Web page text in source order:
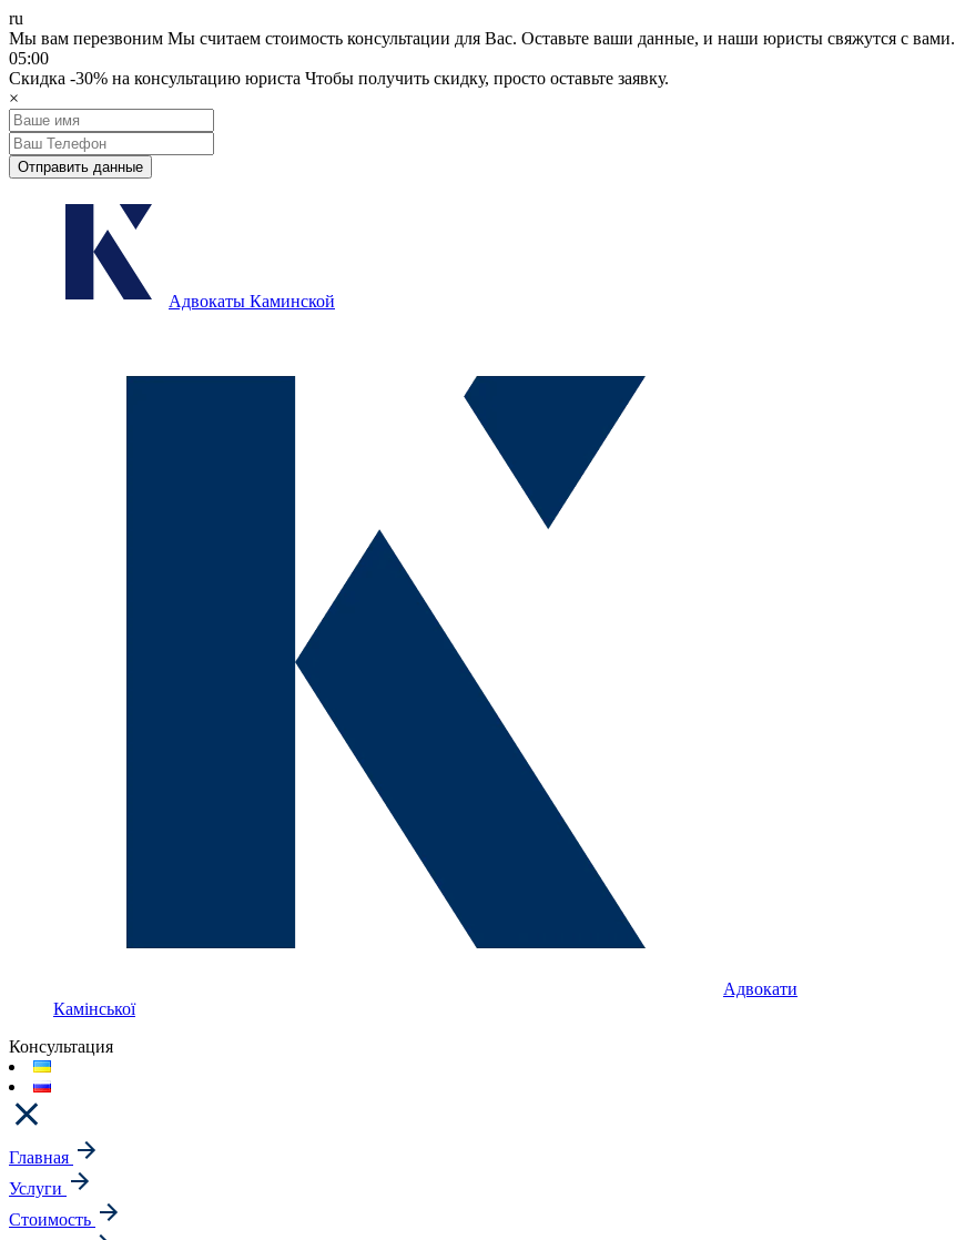
ru
Мы вам перезвоним Мы считаем стоимость консультации для Вас. Оставьте ваши данные, и наши юристы свяжутся с вами.
05:00
Скидка -30% на консультацию юриста Чтобы получить скидку, просто оставьте заявку.
×
Отправить данные
Адвокаты Каминской
Адвокати
Камінської
Консультация
Главная
Услуги
Стоимость